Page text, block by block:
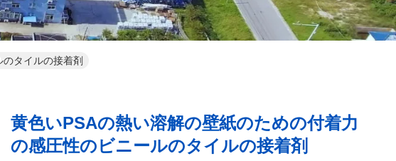
タイルの接着剤
黄色いPSAの熱い溶解の壁紙のための付着力
の感圧性のビニールのタイルの接着剤